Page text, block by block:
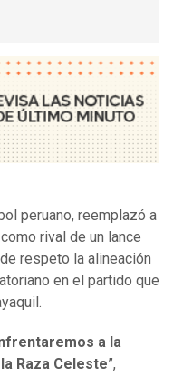
peruano, reemplazó a
como rival de un lance
respeto la alineación
en el partido que
a la
Raza Celeste”,